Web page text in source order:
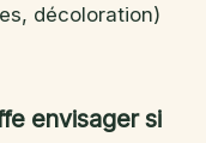
décoloration)
envisager si